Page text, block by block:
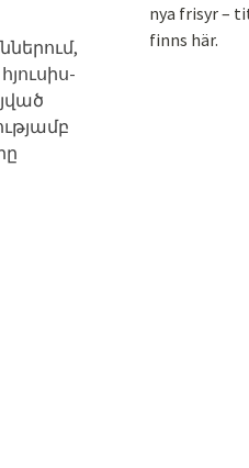
nya frisyr –
finns här.